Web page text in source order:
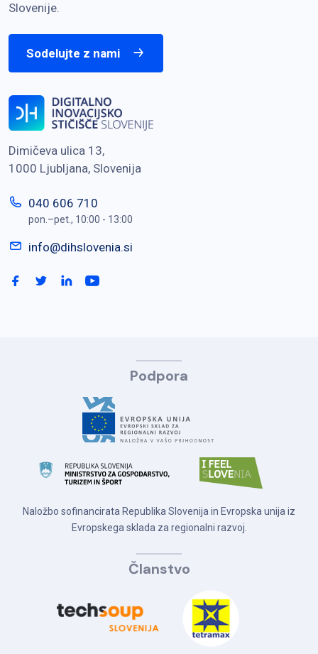
Slovenije.
Sodelujte z nami
Dimičeva ulica 13,
1000 Ljubljana, Slovenija
040 606 710
pon.–pet., 10:00 - 13:00
info@dihslovenia.si
Podpora
Naložbo sofinancirata Republika Slovenija in Evropska unija iz
Evropskega sklada za regionalni razvoj.
Članstvo